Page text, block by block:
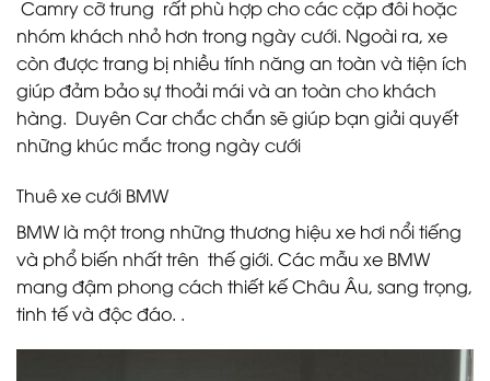
Camry cỡ trung rất phù hợp cho các cặp đôi hoặc
nhóm khách nhỏ hơn trong ngày cưới. Ngoài ra, xe
còn được trang bị nhiều tính năng an toàn và tiện ích
giúp đảm bảo sự thoải mái và an toàn cho khách
hàng. Duyên Car chắc chắn sẽ giúp bạn giải quyết
những khúc mắc trong ngày cưới
Thuê xe cưới BMW
BMW là một trong những thương hiệu xe hơi nổi tiếng
và phổ biến nhất trên thế giới. Các mẫu xe BMW
mang đậm phong cách thiết kế Châu Âu, sang trọng,
tinh tế và độc đáo. .